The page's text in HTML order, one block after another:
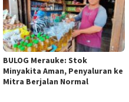
BULOG Merauke: Stok
Minyakita Aman, Penyaluran ke
Mitra Berjalan Normal